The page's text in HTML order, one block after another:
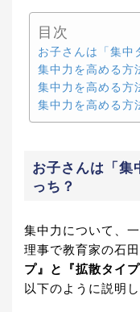
目次
お子さんは「集中
集中力を高める方
集中力を高める方
集中力を高める方
お子さんは「集
っち？
集中力について、
理事で教育家の石田
プ』と『拡散タイ
以下のように説明し